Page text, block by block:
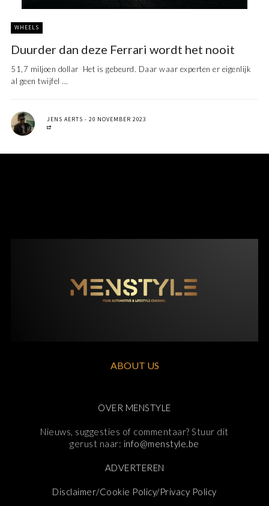
WHEELS
Duurder dan deze Ferrari wordt het nooit
51,7 miljoen dollar Het is gebeurd. Daar waar experten er eigenlijk
al geen twijfel ...
JENS AERTS 20 NOVEMBER 2023
ABOUT US
OVER MENSTYLE
Nieuws, suggesties of commentaar? Stuur dit
gerust naar: info@menstyle.be
ADVERTEREN
Disclaimer/Cookie Policy/Privacy Policy